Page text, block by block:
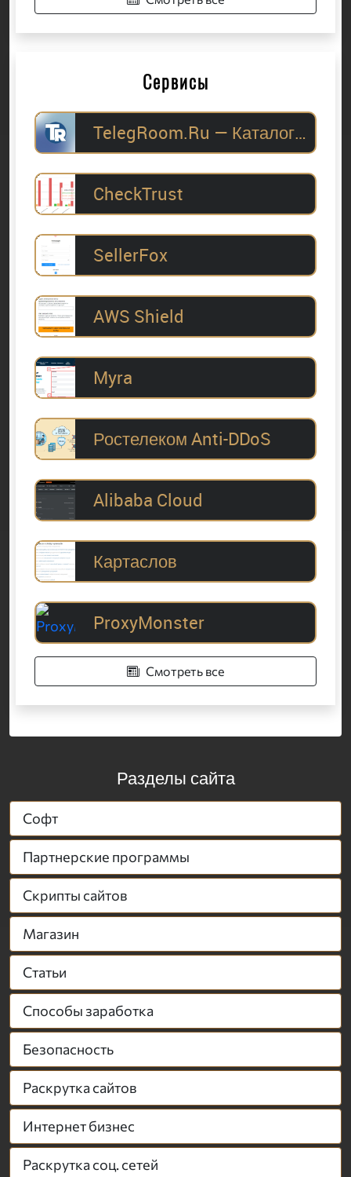
Сервисы
TelegRoom.Ru — Каталог Telegram-каналов для
CheckTrust
SellerFox
AWS Shield
Myra
Ростелеком Anti-DDoS
Alibaba Cloud
Картаслов
ProxyMonster
Смотреть все
Разделы сайта
Софт
Партнерские программы
Скрипты сайтов
Магазин
Статьи
Способы заработка
Безопасность
Раскрутка сайтов
Интернет бизнес
Раскрутка соц. сетей